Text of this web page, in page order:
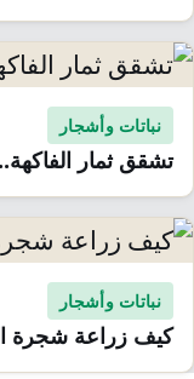
نباتات وأشجار
تشقق ثمار
نباتات وأشجار
كيف زراعة شجرة